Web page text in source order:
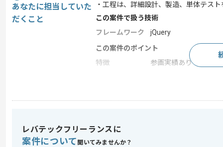
あなたに担当していた
だくこと
・工程は、詳細設計、製造、単体テス
この案件で扱う技術
フレームワーク
jQuery
この案件のポイント
特徴
参画実績あり
求めるスキル
-Java
-jQuery
レバテックフリーランスに
案件について 聞いてみませんか？